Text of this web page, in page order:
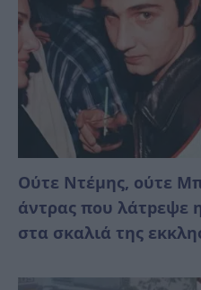
Ούτε Ντέμης, ούτε
άντρας που λάτpεψε
στα σκαλιά της